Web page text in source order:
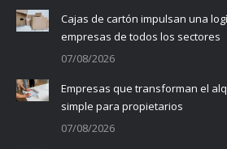
Cajas de cartón impulsan una
empresas de todos los sectores
07/08/2026
Empresas que transforman el
simple para propietarios
07/08/2026